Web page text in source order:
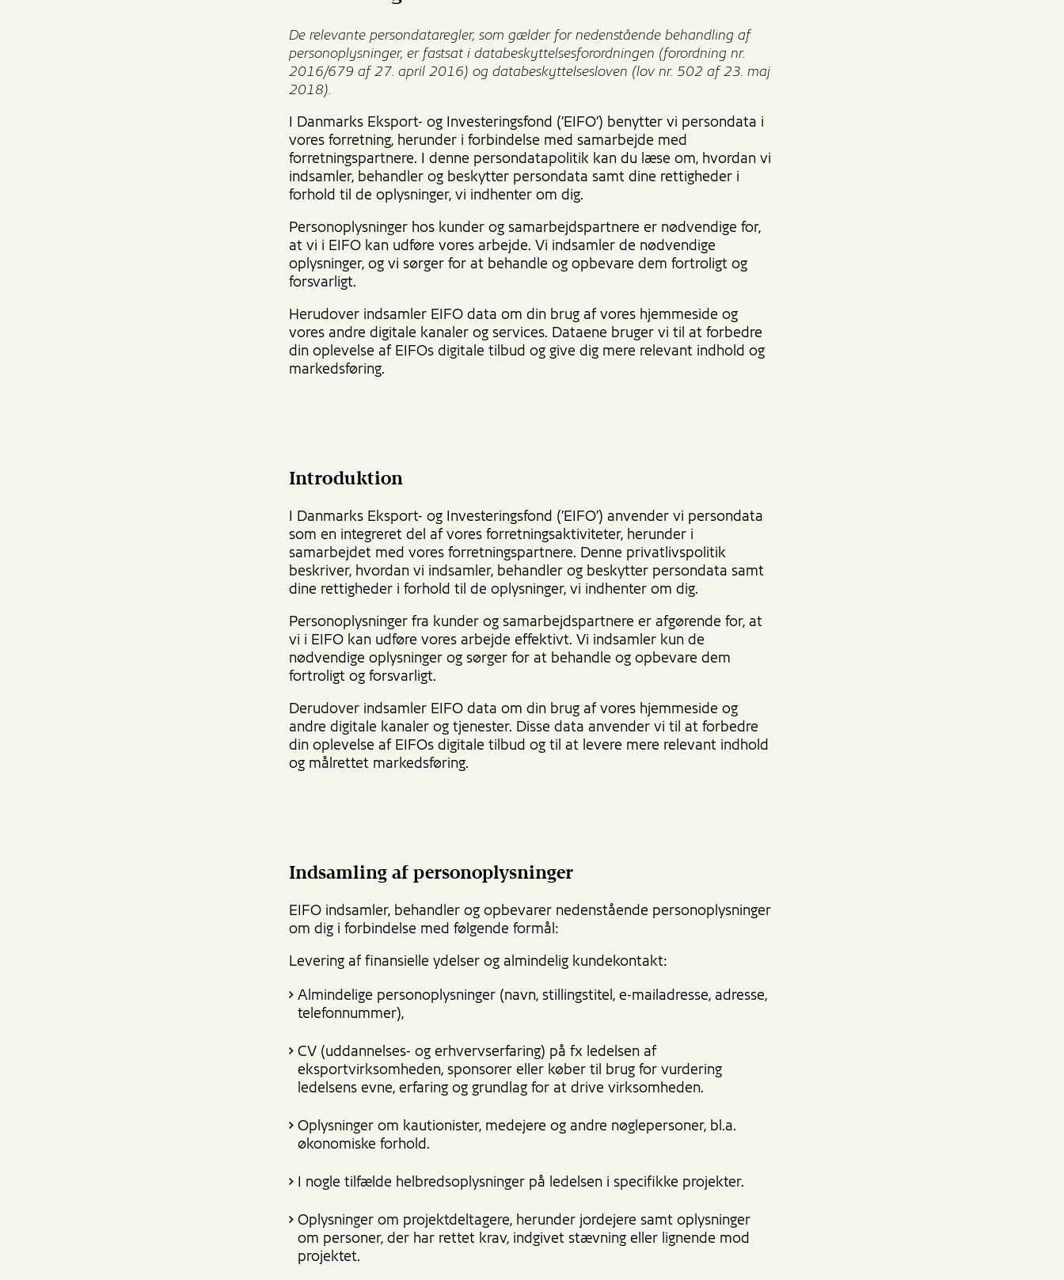
De relevante persondataregler, som gælder for nedenstående behandling af
personoplysninger, er fastsat i databeskyttelsesforordningen (forordning nr.
2016/679 af 27. april 2016) og databeskyttelsesloven (lov nr. 502 af 23. maj
2018).
I Danmarks Eksport- og Investeringsfond (’EIFO’) benytter vi persondata i
vores forretning, herunder i forbindelse med samarbejde med
forretningspartnere. I denne persondatapolitik kan du læse om, hvordan vi
indsamler, behandler og beskytter persondata samt dine rettigheder i
forhold til de oplysninger, vi indhenter om dig.
Personoplysninger hos kunder og samarbejdspartnere er nødvendige for,
at vi i EIFO kan udføre vores arbejde. Vi indsamler de nødvendige
oplysninger, og vi sørger for at behandle og opbevare dem fortroligt og
forsvarligt.
Herudover indsamler EIFO data om din brug af vores hjemmeside og
vores andre digitale kanaler og services. Dataene bruger vi til at forbedre
din oplevelse af EIFOs digitale tilbud og give dig mere relevant indhold og
markedsføring.
Introduktion
I Danmarks Eksport- og Investeringsfond (’EIFO’) anvender vi persondata
som en integreret del af vores forretningsaktiviteter, herunder i
samarbejdet med vores forretningspartnere. Denne privatlivspolitik
beskriver, hvordan vi indsamler, behandler og beskytter persondata samt
dine rettigheder i forhold til de oplysninger, vi indhenter om dig.
Personoplysninger fra kunder og samarbejdspartnere er afgørende for, at
vi i EIFO kan udføre vores arbejde effektivt. Vi indsamler kun de
nødvendige oplysninger og sørger for at behandle og opbevare dem
fortroligt og forsvarligt.
Derudover indsamler EIFO data om din brug af vores hjemmeside og
andre digitale kanaler og tjenester. Disse data anvender vi til at forbedre
din oplevelse af EIFOs digitale tilbud og til at levere mere relevant indhold
og målrettet markedsføring.
Indsamling af personoplysninger
EIFO indsamler, behandler og opbevarer nedenstående personoplysninger
om dig i forbindelse med følgende formål:
Levering af finansielle ydelser og almindelig kundekontakt:
Almindelige personoplysninger (navn, stillingstitel, e-mailadresse, adresse,
telefonnummer),
CV (uddannelses- og erhvervserfaring) på fx ledelsen af
eksportvirksomheden, sponsorer eller køber til brug for vurdering
ledelsens evne, erfaring og grundlag for at drive virksomheden.
Oplysninger om kautionister, medejere og andre nøglepersoner, bl.a.
økonomiske forhold.
I nogle tilfælde helbredsoplysninger på ledelsen i specifikke projekter.
Oplysninger om projektdeltagere, herunder jordejere samt oplysninger
om personer, der har rettet krav, indgivet stævning eller lignende mod
projektet.